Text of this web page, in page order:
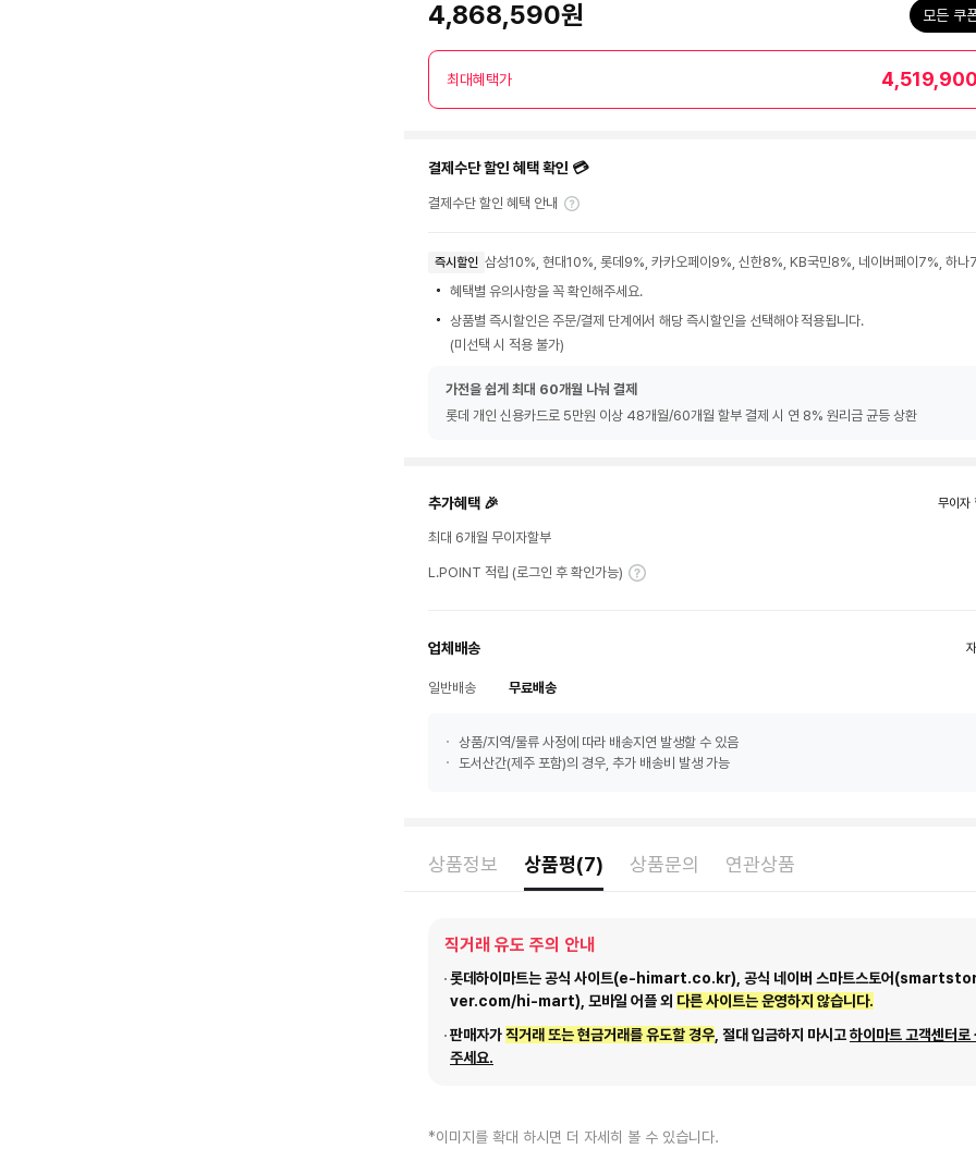
4,868,590원 모든 쿠
최대혜택가
결제수단 할인 혜택 확인 💳
결제수단 할인 혜택 안내
즉시할인 삼성10%, 현대10%, 롯데9%, 카카오페이9%, 신한8%, KB국민8%, 네이버페이7%, 하나
혜택별 유의사항을 꼭 확인해주세요.
상품별 즉시할인은 주문/결제 단계에서 해당 즉시할인을 선택해야 적용됩니다.
(미선택 시 적용 불가)
가전을 쉽게 최대 60개월 나눠 결제
롯데 개인 신용카드로 5만원 이상 48개월/60개월 할부 결제 시 연 8% 원리금 균등 상환
추가혜택 🎉 무이자
최대 6개월 무이자할부
L.POINT 적립 (로그인 후 확인가능)
업체배송
일반배송 무료배송
상품/지역/물류 사정에 따라 배송지연 발생할 수 있음
도서산간(제주 포함)의 경우, 추가 배송비 발생 가능
상품정보 상품평(7) 상품문의 연관상품
직거래 유도 주의 안내
롯데하이마트는 공식 사이트(e-himart.co.kr), 공식 네이버 스마트스토어
ver.com/hi-mart), 모바일 어플 외 다른 사이트는 운영하지 않습니다.
판매자가직거래 또는 현금거래를 유도할 경우 , 절대 입금하지 마시고하이마트 고객센터로
주세요.
*이미지를 확대 하시면 더 자세히 볼 수 있습니다.